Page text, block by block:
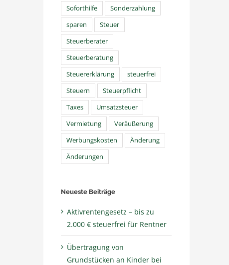
Soforthilfe
Sonderzahlung
sparen
Steuer
Steuerberater
Steuerberatung
Steuererklärung
steuerfrei
Steuern
Steuerpflicht
Taxes
Umsatzsteuer
Vermietung
Veräußerung
Werbungskosten
Änderung
Änderungen
Neueste Beiträge
Aktivrentengesetz – bis zu
2.000 € steuerfrei für Rentner
Übertragung von
Grundstücken an Kinder bei